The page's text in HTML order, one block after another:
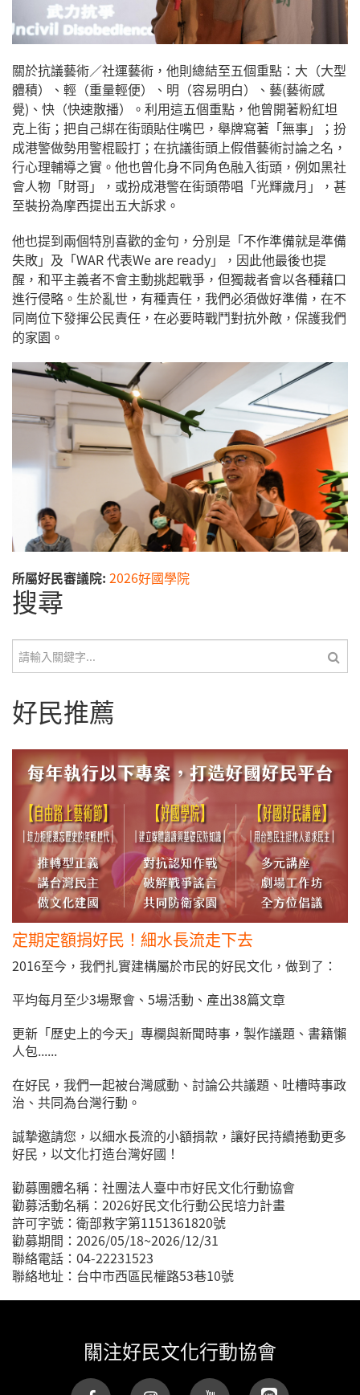
關於抗議藝術／社運藝術，他則總結至五個重點：大（大型
體積）、輕（重量輕便）、明（容易明白）、藝(藝術感
覺)、快（快速散播）。利用這五個重點，他曾開著粉紅坦
克上街；把自己綁在街頭貼住嘴巴，舉牌寫著「無事」；扮
成港警做勢用警棍毆打；在抗議街頭上假借藝術討論之名，
行心理輔導之實。他也曾化身不同角色融入街頭，例如黑社
會人物「財哥」，或扮成港警在街頭帶唱「光輝歲月」，甚
至裝扮為摩西提出五大訴求。
他也提到兩個特別喜歡的金句，分別是「不作準備就是準備
失敗」及「WAR 代表We are ready」，因此他最後也提
醒，和平主義者不會主動挑起戰爭，但獨裁者會以各種藉口
進行侵略。生於亂世，有種責任，我們必須做好準備，在不
同崗位下發揮公民責任，在必要時戰鬥對抗外敵，保護我們
的家園。
所屬好民審議院: 2026好國學院
搜尋
搜尋
好民推薦
定期定額捐好民！細水長流走下去
2016至今，我們扎實建構屬於市民的好民文化，做到了：
平均每月至少3場聚會、5場活動、產出38篇文章
更新「歷史上的今天」專欄與新聞時事，製作議題、書籍懶
人包......
在好民，我們一起被台灣感動、討論公共議題、吐槽時事政
治、共同為台灣行動。
誠摯邀請您，以細水長流的小額捐款，讓好民持續捲動更多
好民，以文化打造台灣好國！
勸募團體名稱：社團法人臺中市好民文化行動協會
勸募活動名稱：2026好民文化行動公民培力計畫
許可字號：衛部救字第1151361820號
勸募期間：2026/05/18~2026/12/31
聯絡電話：04-22231523
聯絡地址：台中市西區民權路53巷10號
關注好民文化行動協會